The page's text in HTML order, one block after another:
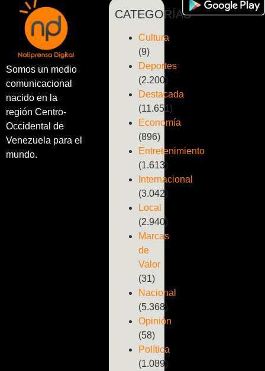
Somos un medio
comunicacional
nacido en la
región Centro-
Occidental de
Venezuela para el
mundo.
CATEGORÍAS
Cultura
(9)
Deportes
(2.200)
Destacada
(11.651)
Economía
(896)
Entretenimiento
(1.613)
Internacional
(3.042)
Local
(2.940)
Marcas
de
Valor
(31)
Nacional
(5.368)
Opinión
(58)
Política
(1.089)